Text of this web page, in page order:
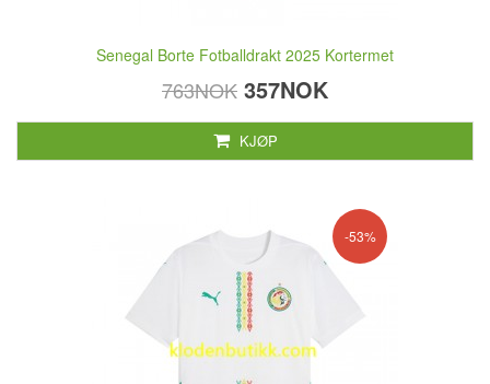
Senegal Borte Fotballdrakt 2025 Kortermet
763NOK 357NOK
KJØP
-53%